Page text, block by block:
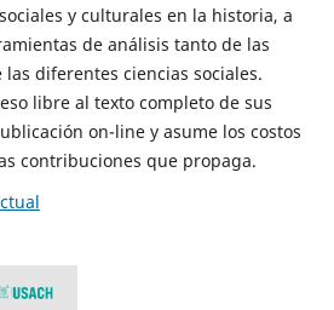
y culturales en la historia, a
de análisis tanto de las
diferentes ciencias sociales.
libre al texto completo de sus
on-line y asume los costos
contribuciones que propaga.